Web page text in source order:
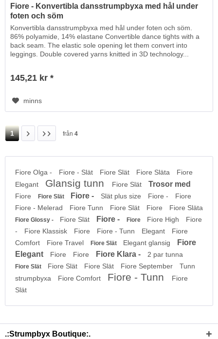
Fiore - Konvertibla dansstrumpbyxa med hål under
foten och söm
Konvertibla dansstrumpbyxa med hål under foten och söm.
86% polyamide, 14% elastane Convertible dance tights with a
back seam. The elastic sole opening let them convert into
leggings. Double covered yarns knitted in 3D technology...
145,21 kr *
minns
1 från 4
Fiore Olga - Fiore - Slät Fiore Slät Fiore Släta
Fiore
Elegant
Glansig tunn Fiore Slät Trosor med
Fiore Fiore Slät Fiore - Slät plus size Fiore -
Fiore
Fiore - Melerad
Fiore Tunn Fiore Slät Fiore Fiore Släta
Fiore Glossy - Fiore Slät Fiore - Fiore Fiore High
Fiore
-
Fiore Klassisk Fiore Fiore - Tunn Elegant
Fiore
Comfort
Fiore Travel Fiore Slät Elegant glansig
Fiore
Elegant
Fiore Fiore Fiore Klara - 2 par tunna
Fiore Slät Fiore Slät Fiore Slät Fiore September
Tunn
strumpbyxa
Fiore Comfort Fiore - Tunn
Fiore
Slät
.:Strumpbyx Boutique:.